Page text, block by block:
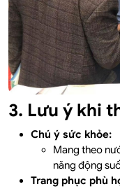
3. Lưu ý khi
Chú ý sức khỏe:
Mang theo
năng động
Trang phục phù